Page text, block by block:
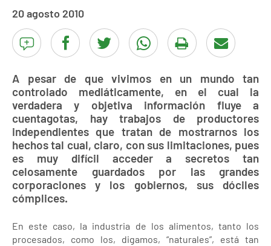
20 agosto 2010
A pesar de que vivimos en un mundo tan
controlado mediáticamente, en el cual la
verdadera y objetiva información fluye a
cuentagotas, hay trabajos de productores
independientes que tratan de mostrarnos los
hechos tal cual, claro, con sus limitaciones, pues
es muy difícil acceder a secretos tan
celosamente guardados por las grandes
corporaciones y los gobiernos, sus dóciles
cómplices.
En este caso, la industria de los alimentos, tanto los
procesados, como los, digamos, “naturales”, está tan